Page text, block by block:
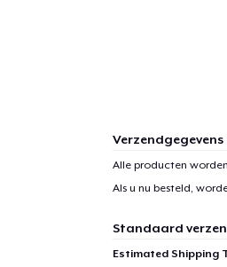
Verzendgegevens
Alle producten
Als u nu besteld,
Standaard
Estimated Shipping